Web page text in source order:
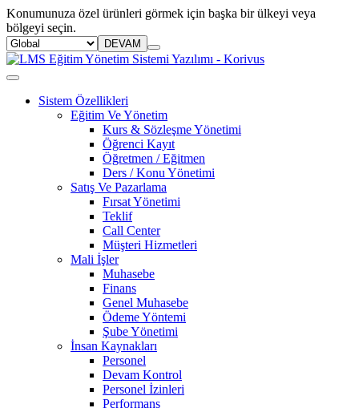
Konumunuza özel ürünleri görmek için başka bir ülkeyi veya
bölgeyi seçin.
DEVAM
Sistem Özellikleri
Eğitim Ve Yönetim
Kurs & Sözleşme Yönetimi
Öğrenci Kayıt
Öğretmen / Eğitmen
Ders / Konu Yönetimi
Satış Ve Pazarlama
Fırsat Yönetimi
Teklif
Call Center
Müşteri Hizmetleri
Mali İşler
Muhasebe
Finans
Genel Muhasebe
Ödeme Yöntemi
Şube Yönetimi
İnsan Kaynakları
Personel
Devam Kontrol
Personel İzinleri
Performans